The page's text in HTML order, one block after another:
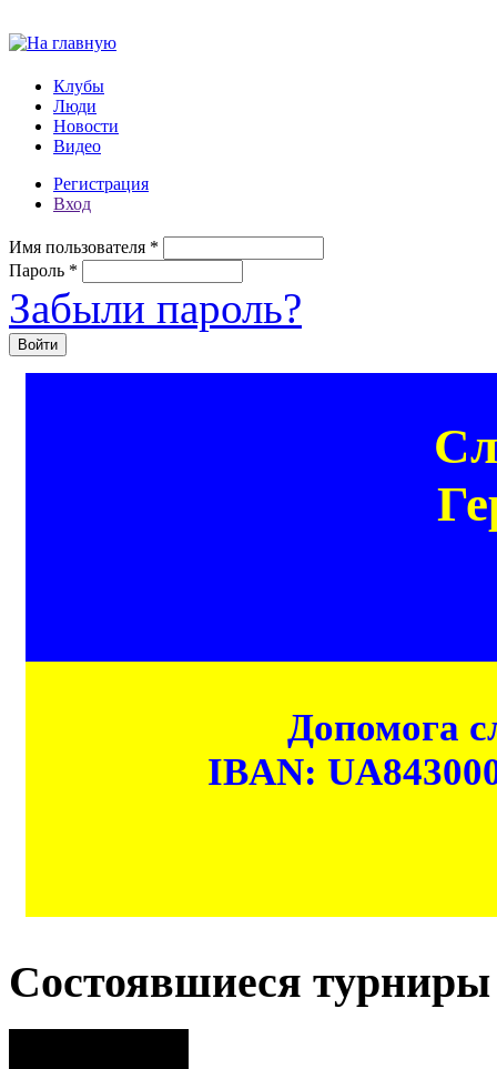
Клубы
Люди
Новости
Видео
Регистрация
Вход
Имя пользователя *
Пароль *
Забыли пароль?
Допомога
IBAN:
Состоявшиеся турниры